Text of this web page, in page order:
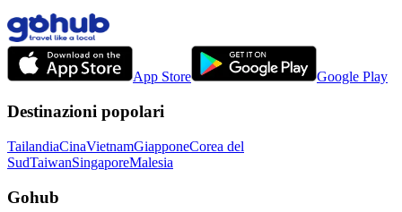
App Store Google Play
Destinazioni popolari
TailandiaCinaVietnamGiapponeCorea del
SudTaiwanSingaporeMalesia
Gohub